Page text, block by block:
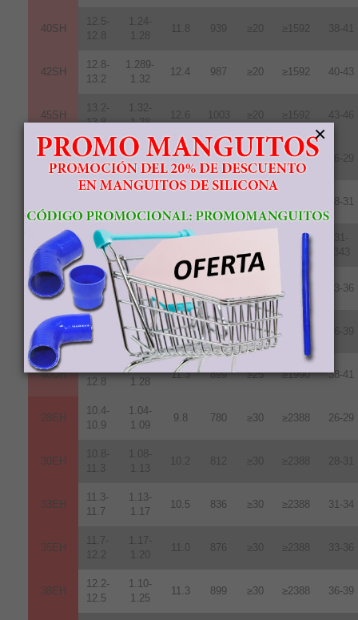
40SH
12.5-
12.8
1.24-
1.28
11.8 939 ≥20 ≥1592 38-41
42SH
12.8-
13.2
1.289-
1.32
12.4 987 ≥20 ≥1592 40-43
45SH
13.2-
13.8
1.32-
1.38
12.6 1003 ≥20 ≥1592 43-46
28UH
10.2-
10.8
1.02-
1.08
9.6 764 ≥25 ≥1990 26-29
10.8-
11.3
1.08-
1.13
28-31
33UH
11.3-
11.7
1.13-
1.17
≥1990
31-
343
35UH
11.8-
12.2
1.18-
1.22
10.8 ≥1990 33-36
38UH
12.2-
12.5
1.22-
1.25
11.0 876 ≥25 ≥1990 36-39
40UH
12.8
1.24-
1.28
11.3 899 ≥25 ≥1990 38-41
28EH
10.4-
10.9
1.04-
1.09
9.8 780 ≥30 ≥2388 26-29
30EH
10.8-
11.3
1.08-
1.13
10.2 812 ≥30 ≥2388 28-31
33EH
11.3-
11.7
1.13-
1.17
10.5 836 ≥30 ≥2388 31-34
35EH
11.7-
12.2
1.17-
1.20
11.0 876 ≥30 ≥2388 33-36
38EH
12.2-
12.5
1.10-
1.25
11.3 899 ≥30 ≥2388 36-39
×